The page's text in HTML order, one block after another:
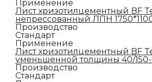
Применение
Лист хризотилцементный BF
непрессованный ЛПН
Производство
Стандарт
Применение
Лист хризотилцементный BF
уменьшенной толщины 40/150-
Производство
Стандарт